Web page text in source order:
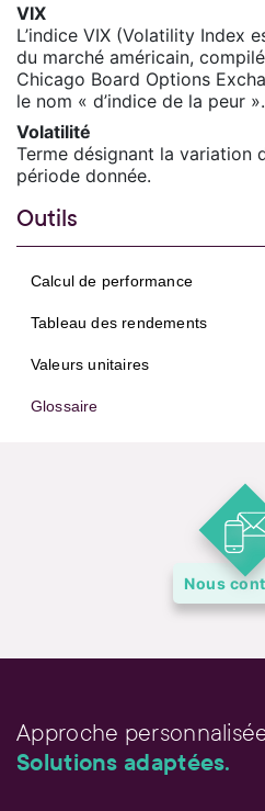
VIX
L’indice VIX (Volatility Index
du marché américain,
Chicago Board Options
le nom « d’indice de la peur ».
Volatilité
Terme désignant la variation
période donnée.
Outils
Calcul de performance
Tableau des rendements
Valeurs unitaires
Glossaire
Nous
Approche
Solutions adaptées.